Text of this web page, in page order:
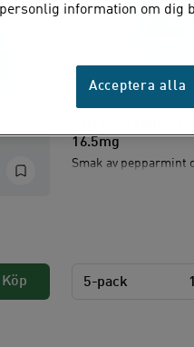
Köp
STYRKA:
16.5mg
Smak av pepparmint
5-pack
information om dig
Acceptera alla